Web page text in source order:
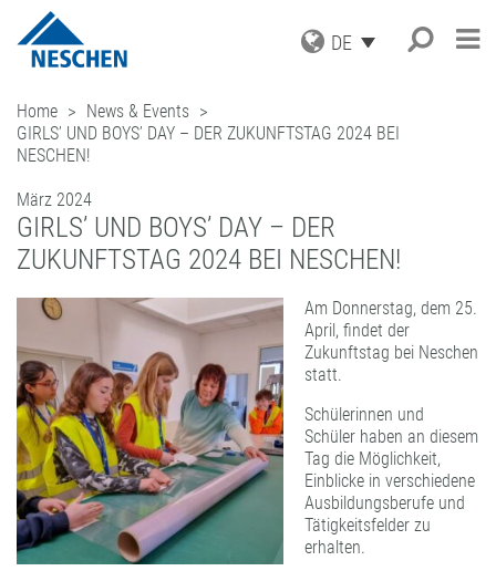
DE
PRODUKTE
GRAFISCHE MEDIEN
DRUCKMEDIEN
SCHUTZFOLIEN
AUFZIEHFOLIEN
(LAMINATOREN)
BUCHSCHUTZFOLIEN
VERARBEITUNGSGERÄTE
ZUBEHÖR
INDUSTRIAL APPLICATIONS
LEISTUNGSSPEKTRUM
LOHNBESCHICHTUNGEN
FORMATBESCHICHTUNGEN
KOMPETENZ UND QUALITÄT
ANWENDUNGEN
ORIGINAL
GREEN GRAPHICS – PVC-FREIE
MEDIEN
BILDERRAHMUNG
DOWNLOADS
ICC PROFILE / PARTNER
MUSTERBESTELLUNG
PRESSE
AKTUELLES
NEWS
BLOG
ANMELDUNG ZUM NEWSLETTER
UNTERNEHMEN
FILMOLUX GROUP
GESCHICHTE
EINKAUF
QUALITÄTSSICHERUNG
KARRIERE
KONTAKT
ADRESSE
ANFRAGE
ANSPRECHPARTNER
NESCHEN WELTWEIT
Home
News & Events
GIRLS’ UND BOYS’ DAY – DER ZUKUNFTSTAG 2024 BEI
NESCHEN!
März 2024
GIRLS’ UND BOYS’ DAY – DER
ZUKUNFTSTAG 2024 BEI NESCHEN!
Am Donnerstag, dem 25.
April, findet der
Zukunftstag bei Neschen
statt.
Schülerinnen und
Schüler haben an diesem
Tag die Möglichkeit,
Einblicke in verschiedene
Ausbildungsberufe und
Tätigkeitsfelder zu
erhalten.